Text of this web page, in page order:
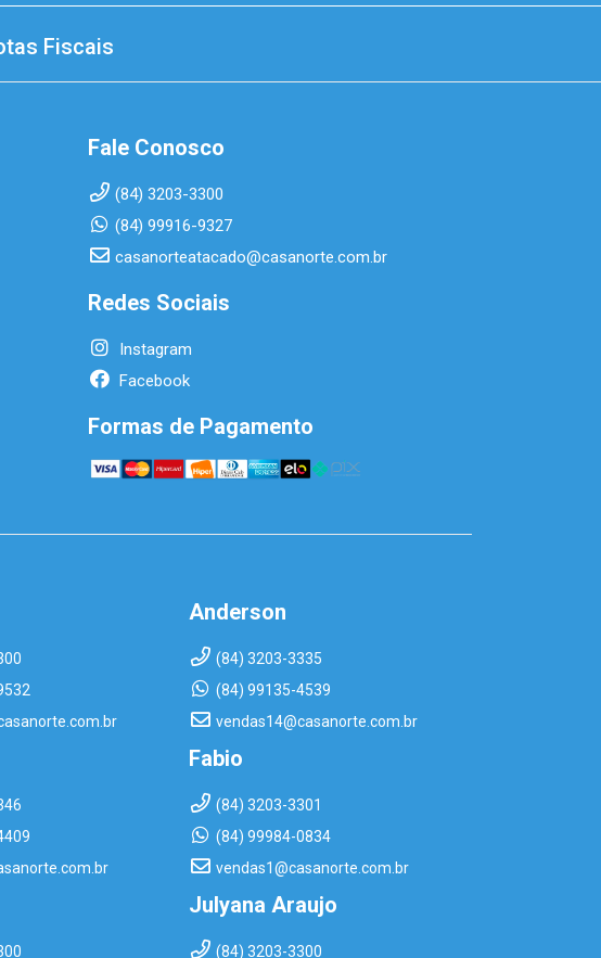
Fiscais
Fale Conosco
(84) 3203-3300
(84) 99916-9327
casanorteatacado@casanorte.com.br
Redes Sociais
Instagram
Facebook
Formas de Pagamento
Anderson
(84) 3203-3335
(84) 99135-4539
vendas14@casanorte.com.br
Fabio
(84) 3203-3301
(84) 99984-0834
vendas1@casanorte.com.br
Julyana Araujo
(84) 3203-3300